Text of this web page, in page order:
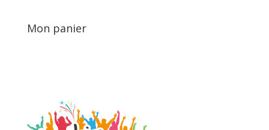
Mon panier